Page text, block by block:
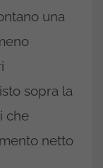
una
sopra la
che
netto